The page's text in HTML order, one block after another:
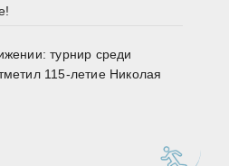
турнир среди
115‑летие Николая